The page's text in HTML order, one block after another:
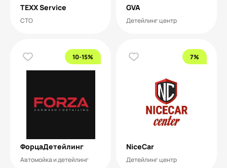
TEXX Service
СТО
GVA
Детейлинг центр
10-15%
ФорцаДетейлинг
Автомойка и детейлинг
7%
NiceCar
Детейлинг центр